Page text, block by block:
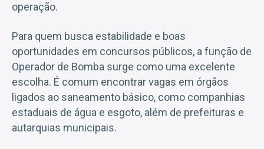
operação.
Para quem busca estabilidade e boas
oportunidades em concursos públicos, a função de
Operador de Bomba surge como uma excelente
escolha. É comum encontrar vagas em órgãos
ligados ao saneamento básico, como companhias
estaduais de água e esgoto, além de prefeituras e
autarquias municipais.